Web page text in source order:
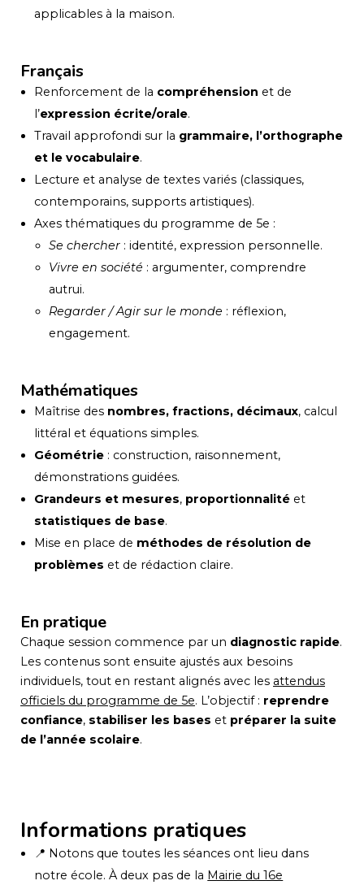
applicables à la maison.
Français
Renforcement de la compréhension et de
l’expression écrite/orale.
Travail approfondi sur la grammaire, l’orthographe
et le vocabulaire.
Lecture et analyse de textes variés (classiques,
contemporains, supports artistiques).
Axes thématiques du programme de 5e :
Se chercher: identité, expression personnelle.
Vivre en société : argumenter, comprendre
autrui.
Regarder / Agir sur le monde : réflexion,
engagement.
Mathématiques
Maîtrise des nombres, fractions, décimaux, calcul
littéral et équations simples.
Géométrie : construction, raisonnement,
démonstrations guidées.
Grandeurs et mesures, proportionnalité et
statistiques de base.
Mise en place de méthodes de résolution de
problèmes et de rédaction claire.
En pratique
Chaque session commence par un diagnostic rapide.
Les contenus sont ensuite ajustés aux besoins
individuels, tout en restant alignés avec les attendus
officiels du programme de 5e. L’objectif : reprendre
confiance, stabiliser les bases et préparer la suite
de l’année scolaire.
Informations pratiques
📍 Notons que toutes les séances ont lieu dans
notre école. À deux pas de la Mairie du 16e